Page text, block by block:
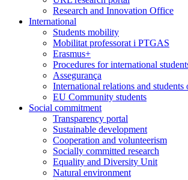
Research and Innovation Office
International
Students mobility
Mobilitat professorat i PTGAS
Erasmus+
Procedures for international
Assegurança
International relations and students
EU Community students
Social commitment
Transparency portal
Sustainable development
Cooperation and volunteerism
Socially committed research
Equality and Diversity Unit
Natural environment